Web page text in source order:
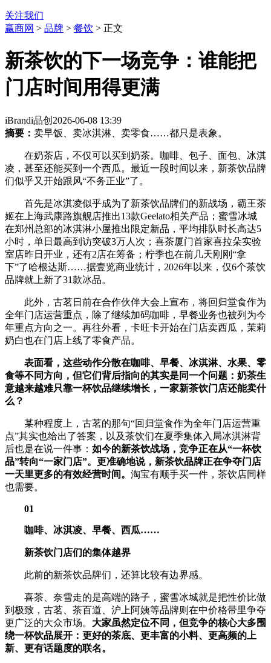
关注我们
赢商网 > 品牌 > 餐饮 > 正文
新茶饮的下一场竞争：谁能把
门店时间用得更满
iBrandi品创 2026-06-08 13:39
摘要： 卖早饭、卖冰淇淋、卖零食……都只是表象。
在奶茶店，不仅可以买到奶茶。咖啡、包子、面包、冰淇
凌，甚至还能买到一个西瓜。最近一段时间以来，新茶饮品牌
们似乎又开始跟风“不务正业”了。
首先是冰淇凌似乎成为了新茶饮品牌们的新战场，霸王茶
姬在上海武康路旗舰店推出13款Geelato相关产品；蜜雪冰城
在郑州总部的冰淇淋小屋推出限定新品，平均排队时长高达5
小时，单日最高到访突破3万人次；喜茶厦门首家喜拉朵实验
室店昨日开业，还有2店在筹备；柠季也在前几天刚刚“拿
下”了哈根达斯……据壹览商业统计，2026年以来，仅6个茶饮
品牌就上新了31款冰品。
此外，古茗日前在合作伙伴大会上宣布，将回归堂食作为
全年门店运营重点，除了继续加码咖啡，早餐业务也被列为今
年重点方向之一。再往外看，卡旺卡开始在门店卖西瓜，茉莉
奶白也在门店上线了零食产品。
表面看，这些动作分散在咖啡、早餐、冰淇淋、水果、零
食等不同方向，但它们背后指向的其实是同一个问题：奶茶生
意越来越难只靠一杯饮品继续增长，一家新茶饮门店还能卖什
么？
某种程度上，古茗的那句“回归堂食作为全年门店运营重
点”其实也给出了答案，以及茶饮们在夏季集体入局冰淇淋背
后也是在说一件事： 如今的新茶饮战场，竞争正在从“一杯饮
品”转向“一家门店”。更准确地说，新茶饮品牌正在争夺门店
一天里更多的有效经营时间。 淘宝有顺手买一件，茶饮店同样
也需要。
01
咖啡、冰淇凌、早餐、西瓜……
新茶饮门店们的集体越界
此前的新茶饮品牌们，还算比较有边界感。
喜茶、奈雪走的是高端的路子，蜜雪冰城就是把性价比做
到极致，古茗、茶百道、沪上阿姨等品牌则在中价格带里争夺
更广泛的大众市场。 大家虽然定位不同，但竞争的核心大多围
绕一杯饮品展开：更好的茶底、更丰富的小料、更高频的上
新、更有话题度的联名。